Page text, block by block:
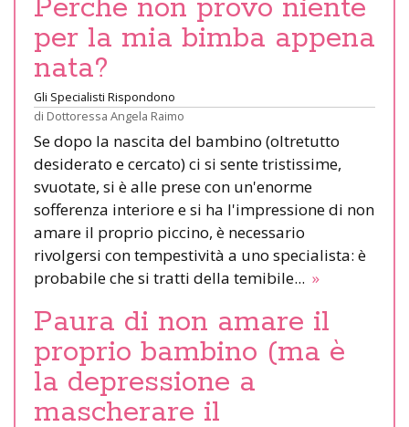
Perché non provo niente
per la mia bimba appena
nata?
Gli Specialisti Rispondono
di Dottoressa Angela Raimo
Se dopo la nascita del bambino (oltretutto
desiderato e cercato) ci si sente tristissime,
svuotate, si è alle prese con un'enorme
sofferenza interiore e si ha l'impressione di non
amare il proprio piccino, è necessario
rivolgersi con tempestività a uno specialista: è
probabile che si tratti della temibile... »
Paura di non amare il
proprio bambino (ma è
la depressione a
mascherare il